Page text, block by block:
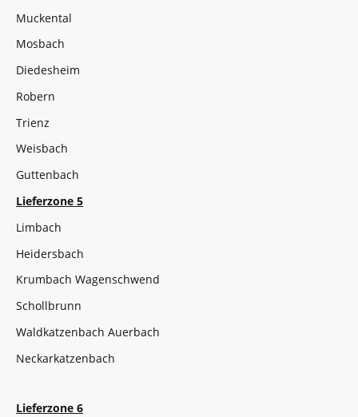
Muckental
Mosbach
Diedesheim
Robern
Trienz
Weisbach
Guttenbach
Lieferzone 5
Limbach
Heidersbach
Krumbach Wagenschwend
Schollbrunn
Waldkatzenbach Auerbach
Neckarkatzenbach
Lieferzone 6